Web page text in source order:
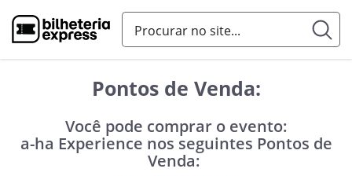
Pontos de Venda:
Você pode comprar o evento:
a-ha Experience nos seguintes Pontos de
Venda: